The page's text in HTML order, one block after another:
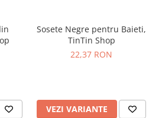
Sosete Negre pentru Baieti,
TinTin Shop
22,37 RON
VEZI VARIANTE